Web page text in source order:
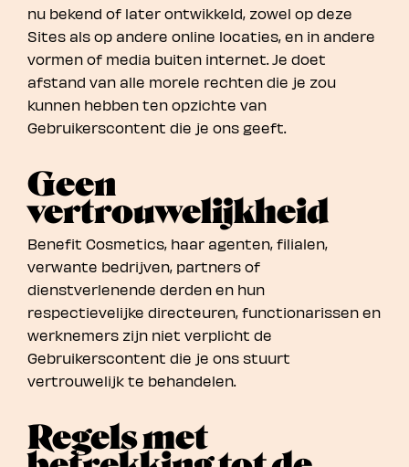
nu bekend of later ontwikkeld, zowel op deze
Sites als op andere online locaties, en in andere
vormen of media buiten internet. Je doet
afstand van alle morele rechten die je zou
kunnen hebben ten opzichte van
Gebruikerscontent die je ons geeft.
Geen
vertrouwelijkheid
Benefit Cosmetics, haar agenten, filialen,
verwante bedrijven, partners of
dienstverlenende derden en hun
respectievelijke directeuren, functionarissen en
werknemers zijn niet verplicht de
Gebruikerscontent die je ons stuurt
vertrouwelijk te behandelen.
Regels met